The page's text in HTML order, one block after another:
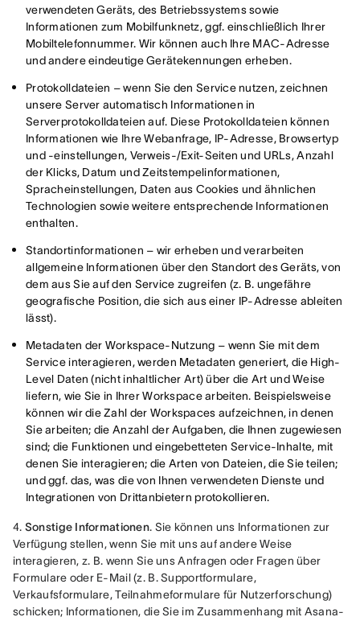
verwendeten Geräts, des Betriebssystems sowie
Informationen zum Mobilfunknetz, ggf. einschließlich Ihrer
Mobiltelefonnummer. Wir können auch Ihre MAC-Adresse
und andere eindeutige Gerätekennungen erheben.
Protokolldateien – wenn Sie den Service nutzen, zeichnen
unsere Server automatisch Informationen in
Serverprotokolldateien auf. Diese Protokolldateien können
Informationen wie Ihre Webanfrage, IP-Adresse, Browsertyp
und -einstellungen, Verweis-/Exit-Seiten und URLs, Anzahl
der Klicks, Datum und Zeitstempelinformationen,
Spracheinstellungen, Daten aus Cookies und ähnlichen
Technologien sowie weitere entsprechende Informationen
enthalten.
Standortinformationen – wir erheben und verarbeiten
allgemeine Informationen über den Standort des Geräts, von
dem aus Sie auf den Service zugreifen (z. B. ungefähre
geografische Position, die sich aus einer IP-Adresse ableiten
lässt).
Metadaten der Workspace-Nutzung – wenn Sie mit dem
Service interagieren, werden Metadaten generiert, die High-
Level Daten (nicht inhaltlicher Art) über die Art und Weise
liefern, wie Sie in Ihrer Workspace arbeiten. Beispielsweise
können wir die Zahl der Workspaces aufzeichnen, in denen
Sie arbeiten; die Anzahl der Aufgaben, die Ihnen zugewiesen
sind; die Funktionen und eingebetteten Service-Inhalte, mit
denen Sie interagieren; die Arten von Dateien, die Sie teilen;
und ggf. das, was die von Ihnen verwendeten Dienste und
Integrationen von Drittanbietern protokollieren.
4. Sonstige Informationen. Sie können uns Informationen zur
Verfügung stellen, wenn Sie mit uns auf andere Weise
interagieren, z. B. wenn Sie uns Anfragen oder Fragen über
Formulare oder E-Mail (z. B. Supportformulare,
Verkaufsformulare, Teilnahmeformulare für Nutzerforschung)
schicken; Informationen, die Sie im Zusammenhang mit Asana-